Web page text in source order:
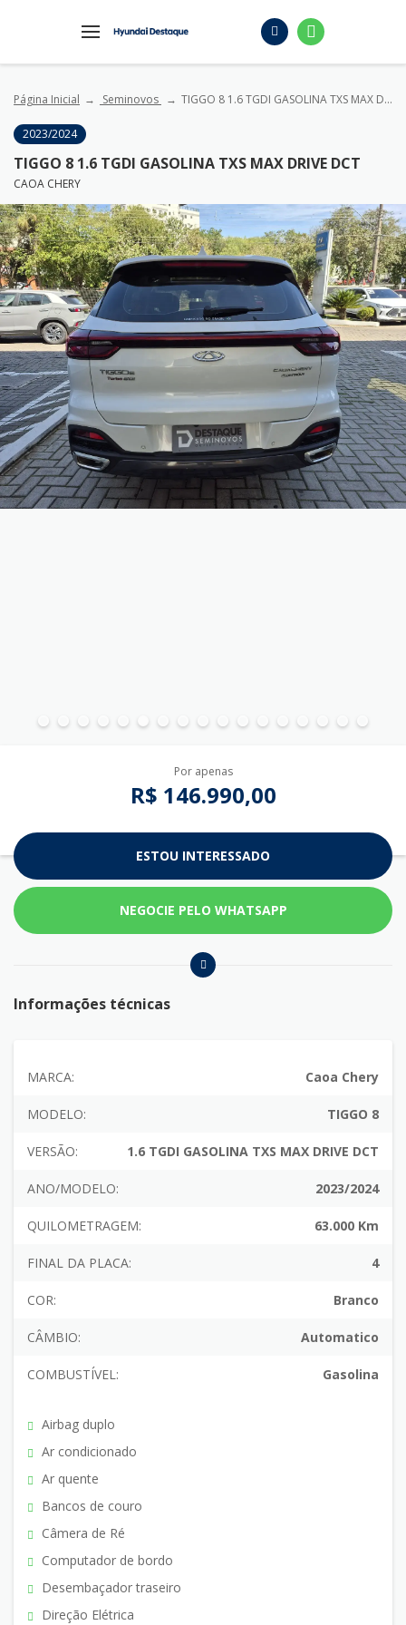
Página Inicial Seminovos TIGGO 8 1.6 TGDI GASOLINA TXS MAX DRIVE DCT
2023/2024
TIGGO 8 1.6 TGDI GASOLINA TXS MAX DRIVE DCT
CAOA CHERY
Por apenas
R$ 146.990,00
ESTOU INTERESSADO
NEGOCIE PELO WHATSAPP
Informações técnicas
MARCA: Caoa Chery
MODELO: TIGGO 8
VERSÃO: 1.6 TGDI GASOLINA TXS MAX DRIVE DCT
ANO/MODELO: 2023/2024
QUILOMETRAGEM: 63.000 Km
FINAL DA PLACA: 4
COR: Branco
CÂMBIO: Automatico
COMBUSTÍVEL: Gasolina
Airbag duplo
Ar condicionado
Ar quente
Bancos de couro
Câmera de Ré
Computador de bordo
Desembaçador traseiro
Direção Elétrica